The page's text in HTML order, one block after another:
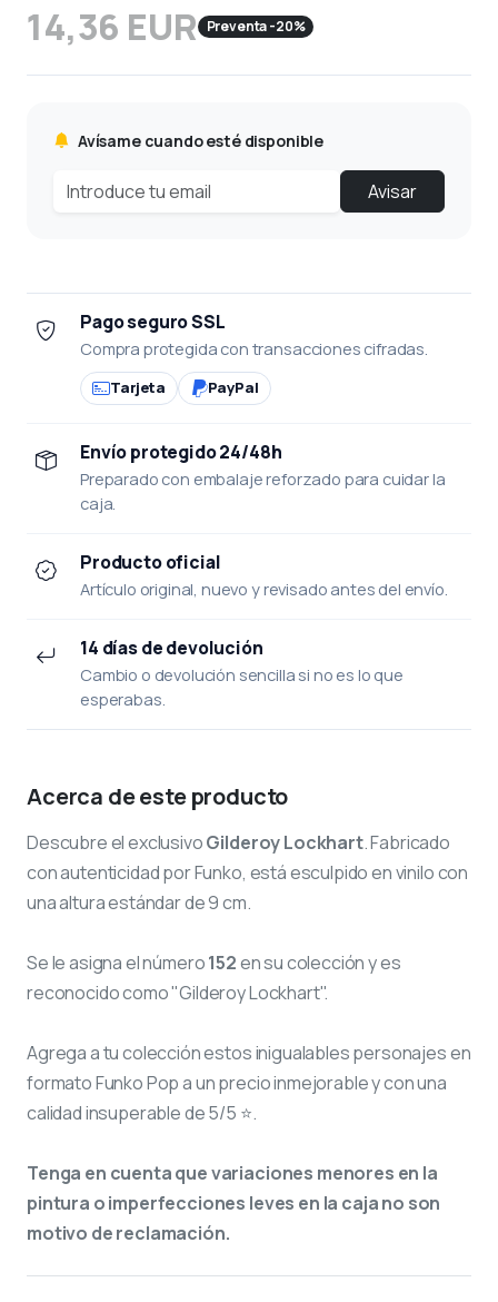
14,36 EUR Preventa -20%
Avísame cuando esté disponible
Avisar
Pago seguro SSL
Compra protegida con transacciones cifradas.
Tarjeta PayPal
Envío protegido 24/48h
Preparado con embalaje reforzado para cuidar la
caja.
Producto oficial
Artículo original, nuevo y revisado antes del envío.
14 días de devolución
Cambio o devolución sencilla si no es lo que
esperabas.
Acerca de este producto
Descubre el exclusivoGilderoy Lockhart. Fabricado
con autenticidad por Funko, está esculpido en vinilo con
una altura estándar de 9 cm.
Se le asigna el número152en su colección y es
reconocido como "Gilderoy Lockhart".
Agrega a tu colección estos inigualables personajes en
formato Funko Pop a un precio inmejorable y con una
calidad insuperable de 5/5 ⭐.
Tenga en cuenta que variaciones menores en la
pintura o imperfecciones leves en la caja no son
motivo de reclamación.